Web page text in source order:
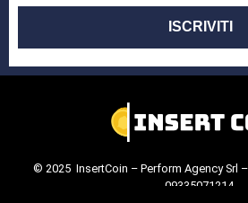
ISCRIVITI
© 2025 InsertCoin – Perform Agency Srl –
09335071214.